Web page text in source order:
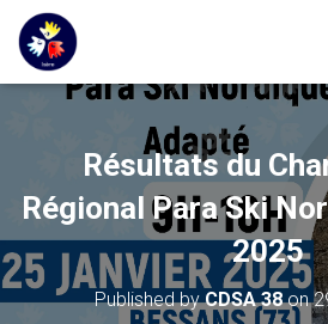
Résultats du
Régional Para Ski
2025
Published byCDSA 38on